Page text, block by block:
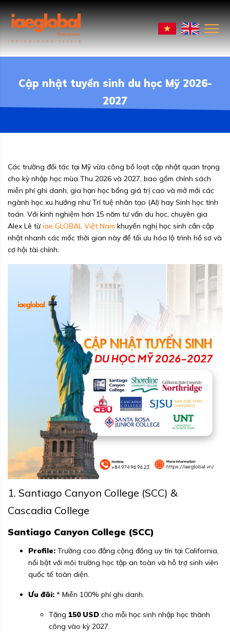
Cập nhật tuyển sinh du học Mỹ 2026-
2027
Các trường đối tác tại Mỹ vừa công bố loạt cập nhật quan trọng
cho kỳ nhập học mùa Thu 2026 và 2027, bao gồm chính sách
miễn phí ghi danh, gia hạn học bổng giá trị cao và mở mới các
ngành học xu hướng như Trí tuệ nhân tạo (AI) hay Sinh học tính
toán. Với kinh nghiệm hơn 15 năm tư vấn du học, chuyên gia
Alex Lê từiae GLOBAL Việt Nam khuyến nghị học sinh cần cập
nhật nhanh các mốc thời gian này để tối ưu hóa lộ trình hồ sơ và
cơ hội tài chính.
1. Santiago Canyon College (SCC) &
Cascadia College
Santiago Canyon College (SCC)
Profile: Trường cao đẳng cộng đồng uy tín tại California,
nổi bật với môi trường học tập an toàn và hỗ trợ sinh viên
quốc tế toàn diện.
Ưu đãi: * Miễn 100% phí ghi danh.
Tặng 150 USD cho mỗi học sinh nhập học thành
công vào kỳ 2027.